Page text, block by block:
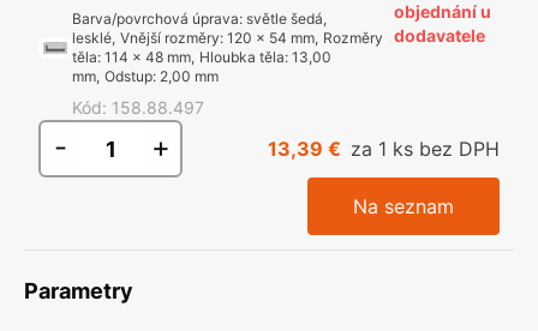
Barva/povrchová úprava:světle šedá,
lesklé, Vnější rozměry:120 x 54 mm, Rozměry
těla:114 x 48 mm, Hloubka těla:13,00
mm, Odstup: 2,00 mm
Kód: 158.88.497
objednání u
dodavatele
- + 13,39 € za 1 ks bez DPH
Na seznam
Parametry